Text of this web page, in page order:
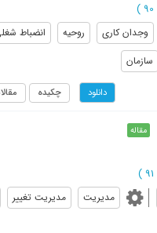
)
وجدان کاری روحیه انضباط
سازمان
دانلود چکیده
مقاله
)
مدیریت مدیریت تغییر